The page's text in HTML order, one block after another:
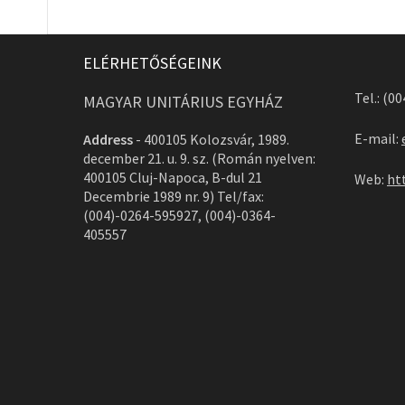
ELÉRHETŐSÉGEINK
MAGYAR UNITÁRIUS EGYHÁZ
Address - 400105 Kolozsvár, 1989.
december 21. u. 9. sz. (Román nyelven:
400105 Cluj-Napoca, B-dul 21
Decembrie 1989 nr. 9) Tel/fax:
(004)-0264-595927, (004)-0364-
405557
Tel.:
E-mail:
Web: